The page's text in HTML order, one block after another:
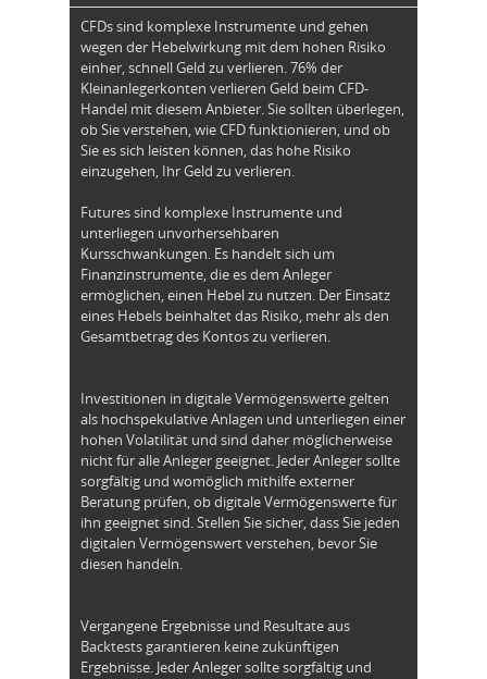
CFDs sind komplexe Instrumente und gehen
wegen der Hebelwirkung mit dem hohen Risiko
einher, schnell Geld zu verlieren. 76% der
Kleinanlegerkonten verlieren Geld beim CFD-
Handel mit diesem Anbieter. Sie sollten überlegen,
ob Sie verstehen, wie CFD funktionieren, und ob
Sie es sich leisten können, das hohe Risiko
einzugehen, Ihr Geld zu verlieren.
Futures sind komplexe Instrumente und
unterliegen unvorhersehbaren
Kursschwankungen. Es handelt sich um
Finanzinstrumente, die es dem Anleger
ermöglichen, einen Hebel zu nutzen. Der Einsatz
eines Hebels beinhaltet das Risiko, mehr als den
Gesamtbetrag des Kontos zu verlieren.
Investitionen in digitale Vermögenswerte gelten
als hochspekulative Anlagen und unterliegen einer
hohen Volatilität und sind daher möglicherweise
nicht für alle Anleger geeignet. Jeder Anleger sollte
sorgfältig und womöglich mithilfe externer
Beratung prüfen, ob digitale Vermögenswerte für
ihn geeignet sind. Stellen Sie sicher, dass Sie jeden
digitalen Vermögenswert verstehen, bevor Sie
diesen handeln.
Vergangene Ergebnisse und Resultate aus
Backtests garantieren keine zukünftigen
Ergebnisse. Jeder Anleger sollte sorgfältig und